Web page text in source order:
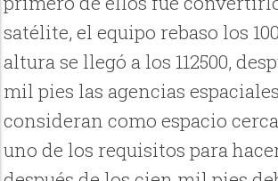
satélite, el equipo rebaso los
altura se llegó a los 112500,
mil pies las agencias
consideran como espacio
uno de los requisitos para